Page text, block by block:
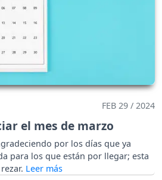
FEB 29 / 2024
el mes de marzo
por los días que ya
para los que están por llegar; esta